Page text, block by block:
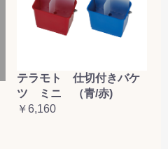
テラモト 仕切付きバケ
ツ ミニ （青/赤)
￥6,160